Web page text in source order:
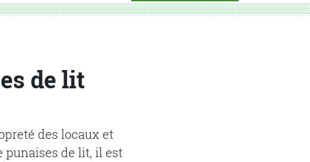
de lit
des locaux et
punaises de lit, il est